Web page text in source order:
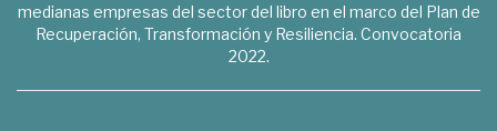
medianas empresas del sector del libro en el marco del Plan de
Recuperación, Transformación y Resiliencia. Convocatoria
2022.